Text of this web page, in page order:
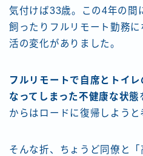
気付けば33歳。この4年の間
飼ったりフルリモート勤務
活の変化がありました。
フルリモートで自席とトイ
なってしまった不健康な状態
からはロードに復帰しようと
そんな折、ちょうど同僚と